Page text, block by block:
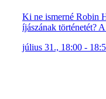
Ki ne ismerné Robin
íjászának történetét?
július 31., 18:00 -